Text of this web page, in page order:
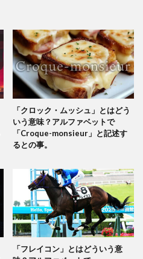
「クロック・ムッシュ」とはどう
いう意味？アルファベットで
「Croque-monsieur」と記述す
るとの事。
「フレイコン」とはどういう意